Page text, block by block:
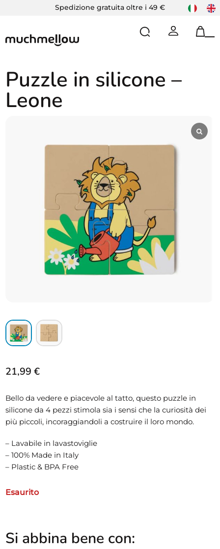
Spedizione gratuita oltre i 49 €
Puzzle in silicone –
Leone
21,99€
Bello da vedere e piacevole al tatto, questo puzzle in
silicone da 4 pezzi stimola sia i sensi che la curiosità dei
più piccoli, incoraggiandoli a costruire il loro mondo.
– Lavabile in lavastoviglie
– 100% Made in Italy
– Plastic & BPA Free
Esaurito
Si abbina bene con: